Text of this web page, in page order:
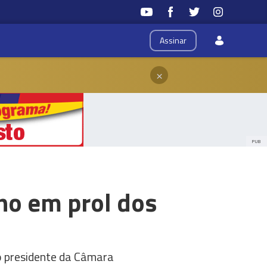
Assinar
×
PUB
em prol dos
da Câmara